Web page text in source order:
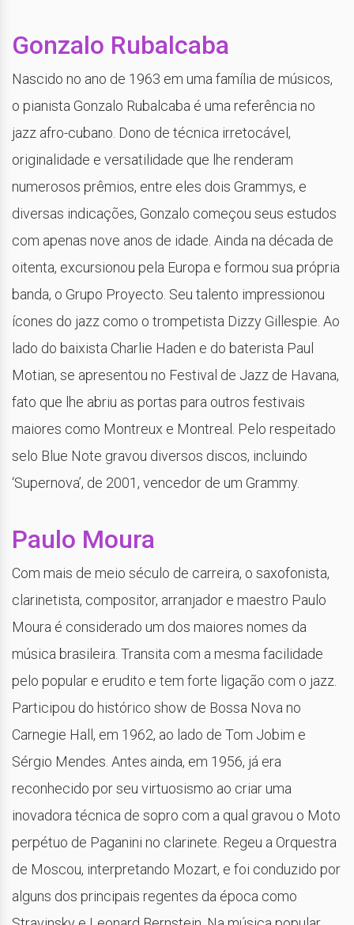
Gonzalo Rubalcaba
Nascido no ano de 1963 em uma família de músicos,
o pianista Gonzalo Rubalcaba é uma referência no
jazz afro-cubano. Dono de técnica irretocável,
originalidade e versatilidade que lhe renderam
numerosos prêmios, entre eles dois Grammys, e
diversas indicações, Gonzalo começou seus estudos
com apenas nove anos de idade. Ainda na década de
oitenta, excursionou pela Europa e formou sua própria
banda, o Grupo Proyecto. Seu talento impressionou
ícones do jazz como o trompetista Dizzy Gillespie. Ao
lado do baixista Charlie Haden e do baterista Paul
Motian, se apresentou no Festival de Jazz de Havana,
fato que lhe abriu as portas para outros festivais
maiores como Montreux e Montreal. Pelo respeitado
selo Blue Note gravou diversos discos, incluindo
‘Supernova’, de 2001, vencedor de um Grammy.
Paulo Moura
Com mais de meio século de carreira, o saxofonista,
clarinetista, compositor, arranjador e maestro Paulo
Moura é considerado um dos maiores nomes da
música brasileira. Transita com a mesma facilidade
pelo popular e erudito e tem forte ligação com o jazz.
Participou do histórico show de Bossa Nova no
Carnegie Hall, em 1962, ao lado de Tom Jobim e
Sérgio Mendes. Antes ainda, em 1956, já era
reconhecido por seu virtuosismo ao criar uma
inovadora técnica de sopro com a qual gravou o Moto
perpétuo de Paganini no clarinete. Regeu a Orquestra
de Moscou, interpretando Mozart, e foi conduzido por
alguns dos principais regentes da época como